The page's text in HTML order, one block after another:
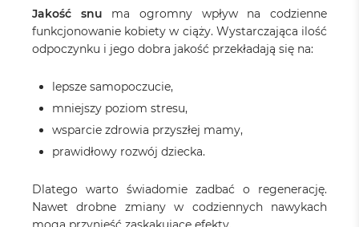
Jakość snu ma ogromny wpływ na codzienne
funkcjonowanie kobiety w ciąży. Wystarczająca ilość
odpoczynku i jego dobra jakość przekładają się na:
lepsze samopoczucie,
mniejszy poziom stresu,
wsparcie zdrowia przyszłej mamy,
prawidłowy rozwój dziecka.
Dlatego warto świadomie zadbać o regenerację.
Nawet drobne zmiany w codziennych nawykach